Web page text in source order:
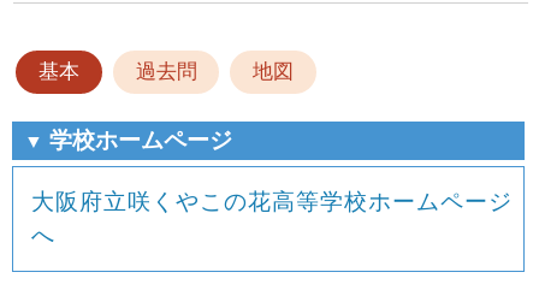
基本 過去問 地図
▼ 学校ホームページ
大阪府立咲くやこの花高等学校ホームページ
へ